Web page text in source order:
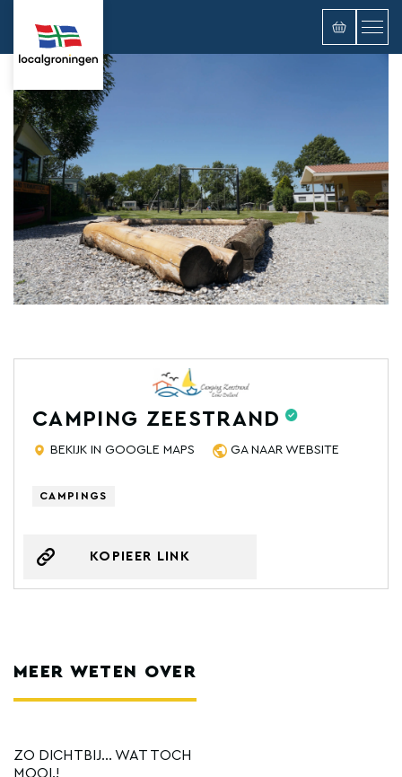
CAMPING ZEESTRAND
BEKIJK IN GOOGLE MAPS GA NAAR WEBSITE
CAMPINGS
KOPIEER LINK
MEER WETEN OVER
ZO DICHTBIJ… WAT TOCH
MOOI.!